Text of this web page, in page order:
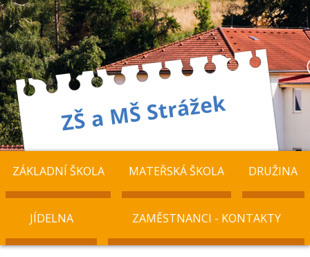
ZÁKLADNÍ ŠKOLA MATEŘSKÁ ŠKOLA DRUŽINA
JÍDELNA ZAMĚSTNANCI - KONTAKTY